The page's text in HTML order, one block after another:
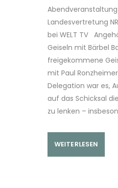
Landesvertretung
bei WELT TV
Geiseln mit Bärbel
freigekommene
mit Paul
Delegation war es,
auf das Schicksal
zu lenken –
WEITERLESEN